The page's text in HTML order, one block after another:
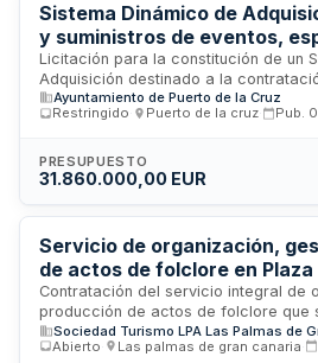
Sistema Dinámico de
y suministros de eventos,
actividades culturales y
Ayuntamiento de Puerto de
Licitación para la constitución de un
Adquisición destinado a la
suministros necesarios para la
espectáculos públicos y actividades
procedimiento permite a la
proveedores preseleccionados para
la organización de manifestaciones
conciertos, competiciones
comunitarios. Se trata de un acuerdo
facilita la contratación dinámica
puntuales del municipio tinerfeño.
Ayuntamiento de Puerto de la Cruz
Restringido
Puerto de la cruz Pub.
PRESUPUESTO
31.860.000,00 EUR
Servicio de organización,
de actos de folclore en Plaza
Pueblo Canario para Turismo
Contratación del servicio integral de
producción de actos de folclore que
sábados en Plaza de España y los
Canario. El servicio tiene como
Sociedad Turismo LPA Las Palmas de
Abierto
Las palmas de gran canaria